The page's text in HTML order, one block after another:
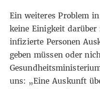
Ein weiteres Problem
keine Einigkeit
infizierte Personen
geben müssen oder
uns: „Eine Auskunft